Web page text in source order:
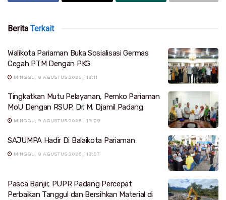
Berita Terkait
Walikota Pariaman Buka Sosialisasi Germas
Cegah PTM Dengan PKG
MINGGU, 9 AGUSTUS 2026 | 19:11
Tingkatkan Mutu Pelayanan, Pemko Pariaman
MoU Dengan RSUP. Dr. M. Djamil Padang
MINGGU, 9 AGUSTUS 2026 | 19:09
SAJUMPA Hadir Di Balaikota Pariaman
MINGGU, 9 AGUSTUS 2026 | 19:07
Pasca Banjir, PUPR Padang Percepat
Perbaikan Tanggul dan Bersihkan Material di